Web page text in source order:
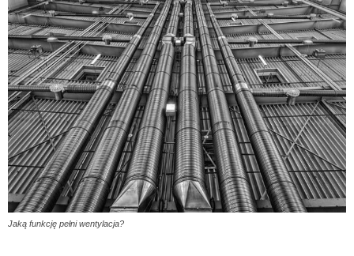
Jaką funkcję pełni wentylacja?